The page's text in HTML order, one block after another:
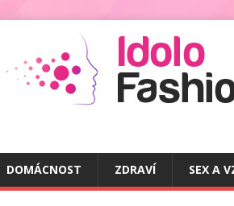
DOMÁCNOST ZDRAVÍ SEX A